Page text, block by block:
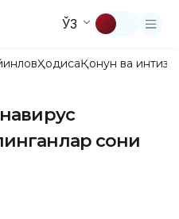
ЎЗ
ҲодисаҚонун ва
сони